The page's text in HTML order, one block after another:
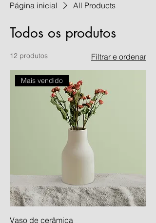
Página inicial All Products
Todos os produtos
12 produtos Filtrar e ordenar
Mais vendido
Vaso de cerâmica